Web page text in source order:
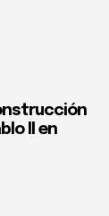
II en